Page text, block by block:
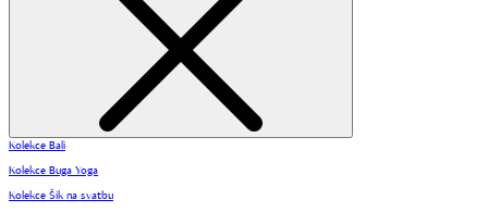
Kolekce Bali
Kolekce Buga Yoga
Kolekce Šik na svatbu